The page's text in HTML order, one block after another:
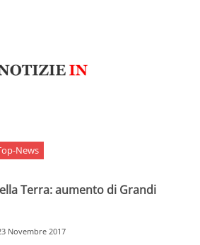
News
Terra: aumento di Grandi
Novembre 2017